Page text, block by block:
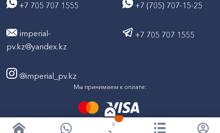
0
+7 705 707 1555 +7 (705) 707-15-25
imperial-
pv.kz@yandex.kz
+7 705 707 1555
@imperial_pv.kz
Мы принимаем к оплате:
Все права защищены © ТД "Империал" 2020- 2026